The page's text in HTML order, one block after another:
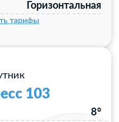
Горизонтальная
тарифы
103
8°